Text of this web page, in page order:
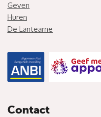
Geven
Huren
De Lantearne
Contact